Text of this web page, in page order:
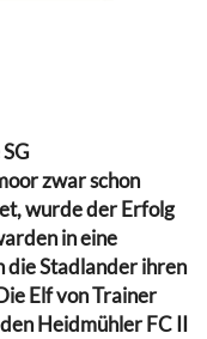
zwar schon
wurde der Erfolg
in eine
die Stadlander ihren
Elf von Trainer
Heidmühler FC II